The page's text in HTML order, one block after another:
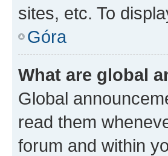
sites, etc. To
Góra
What are global
Global
read them
forum and within